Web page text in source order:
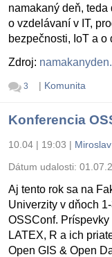
namakaný deň,
o vzdelávaní v IT,
bezpečnosti, IoT a o
Zdroj:
3 | Komunita
Konferencia
10.04 | 19:03 |
Dátum udalosti:
Aj tento rok sa na
Univerzity v dňoch
OSSConf.
LATEX, R a ich
Open GIS & Open